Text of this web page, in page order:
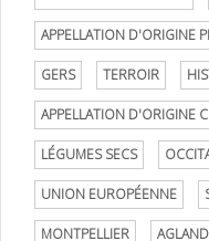
APPELLATION D'ORIGINE
GERS TERROIR
APPELLATION D'ORIGINE
LÉGUMES SECS
UNION EUROPÉENNE
MONTPELLIER